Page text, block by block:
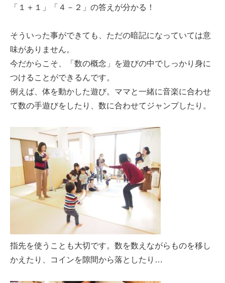
「１＋１」「４－２」の答えが分かる！
そういった事ができても、ただの暗記になっていては意
味がありません。
今だからこそ、「数の概念」を遊びの中でしっかり身に
つけることができるんです。
例えば、体を動かした遊び。ママと一緒に音楽に合わせ
て数の手遊びをしたり、数に合わせてジャンプしたり。
指先を使うことも大切です。数を数えながらものを移し
かえたり、コインを隙間から落としたり…